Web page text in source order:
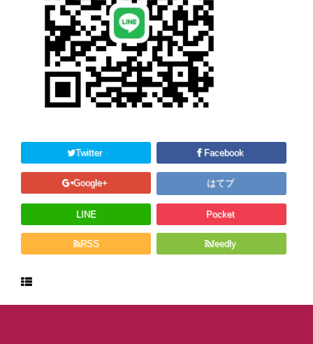
Twitter Facebook
Google+ はてブ
LINE Pocket
RSS feedly